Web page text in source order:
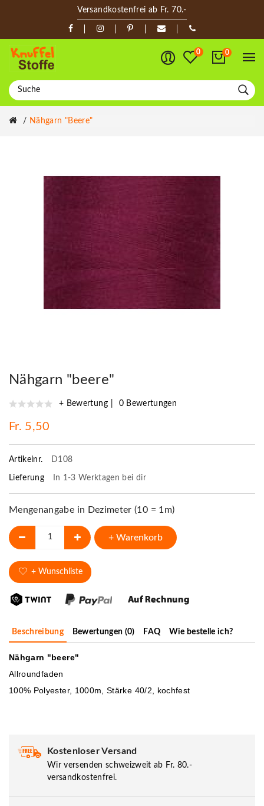
Versandkostenfrei ab Fr. 70.-
0 0
Nähgarn "beere"
Nähgarn "beere"
+ Bewertung 0 Bewertungen
Fr. 5,50
Artikelnr. D108
Lieferung In 1-3 Werktagen bei dir
Mengenangabe in Dezimeter (10 = 1m)
+ Warenkorb
+ Wunschliste
Beschreibung Bewertungen (0) FAQ Wie bestelle ich?
Nähgarn "beere"
Allroundfaden
100% Polyester, 1000m, Stärke 40/2, kochfest
Kostenloser Versand
Wir versenden schweizweit ab Fr. 80.-
versandkostenfrei.